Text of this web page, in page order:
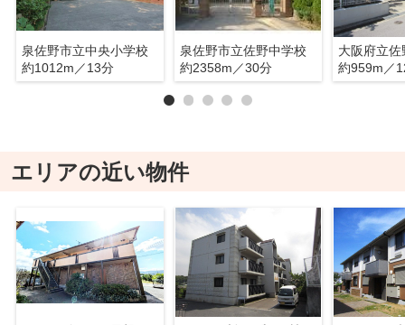
泉佐野市立中央小学校
約1012m／13分
泉佐野市立佐野中学校
約2358m／30分
大阪府立
約959m／
エリアの近い物件